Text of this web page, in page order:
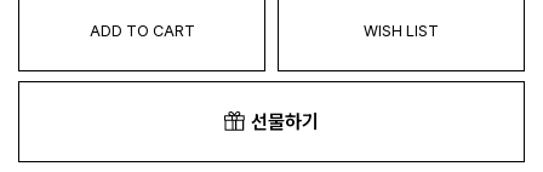
ADD TO CART WISH LIST
선물하기